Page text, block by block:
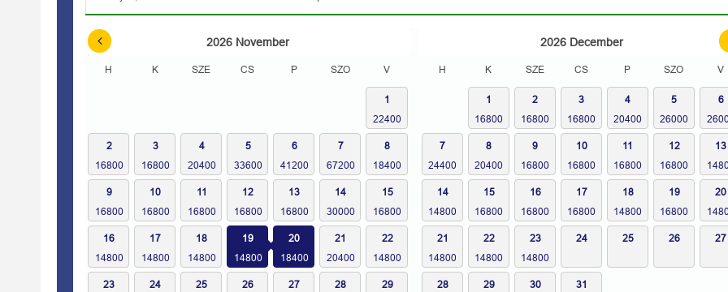
2026 November
H K SZE CS P SZO V
1
2 3 4 5 6 7 8
9 10 11 12 13 14 15
16 17 18 19 20 21 22
23 24 25 26 27 28 29
2026 December
H K SZE CS P SZO V
1 2 3 4 5 6
7 8 9 10 11 12 13
14 15 16 17 18 19 20
21 22 23 24 25 26 27
28 29 30 31